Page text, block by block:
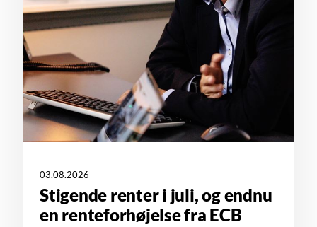
03.08.2026
Stigende renter i juli, og endnu
en renteforhøjelse fra ECB